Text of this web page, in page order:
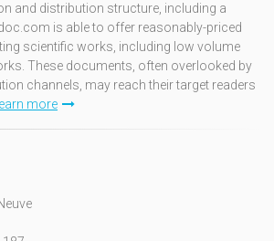
and distribution structure, including a
is able to offer reasonably-priced
scientific works, including low volume
These documents, often overlooked by
channels, may reach their target readers
learn more